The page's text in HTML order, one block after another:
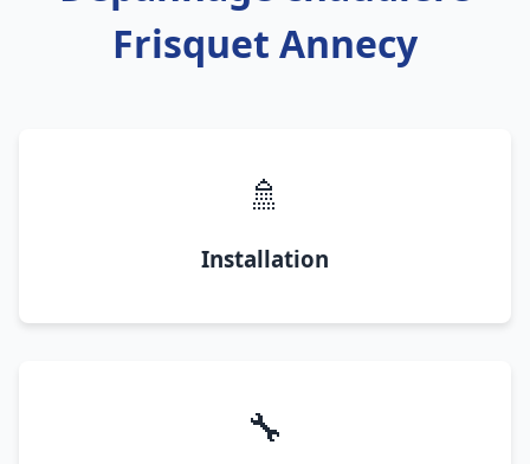
Frisquet Annecy
🚿
Installation
🔧